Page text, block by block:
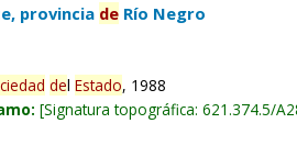
provincia de Río Negro
delEstado, 1988
Signatura topográfica:621.374.5/